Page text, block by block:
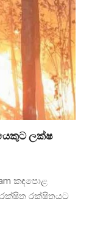
ලක්ෂ
කඳපොළ
රක්ෂිතයට